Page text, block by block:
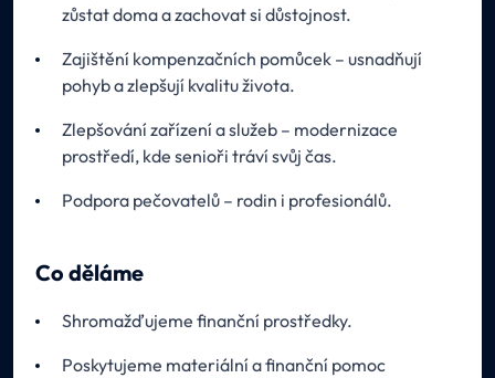
zůstat doma a zachovat si důstojnost.
Zajištění kompenzačních pomůcek – usnadňují
pohyb a zlepšují kvalitu života.
Zlepšování zařízení a služeb – modernizace
prostředí, kde senioři tráví svůj čas.
Podpora pečovatelů – rodin i profesionálů.
Co děláme
Shromažďujeme finanční prostředky.
Poskytujeme materiální a finanční pomoc